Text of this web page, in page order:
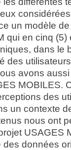
un modèle
qui en cinq (5)
dans le
des
avons
MOBILES.
des
un contexte
nous ont
USAGES
des données